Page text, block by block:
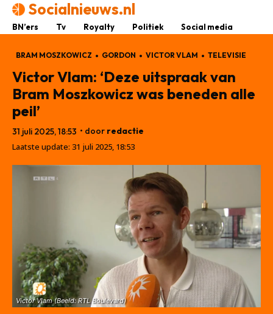
Socialnieuws.nl
BN’ers Tv Royalty Politiek Social media
BRAM MOSZKOWICZ GORDON VICTOR VLAM TELEVISIE
Victor Vlam: ‘Deze uitspraak van
Bram Moszkowicz was beneden alle
peil’
31 juli 2025, 18:53 • door redactie
Laatste update: 31 juli 2025, 18:53
Victor Vlam (Beeld: RTL Boulevard)